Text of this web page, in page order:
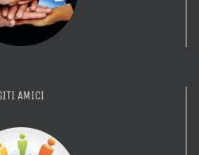
AMICI